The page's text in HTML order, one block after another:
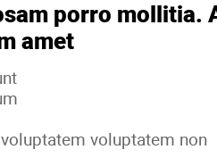
porro mollitia.
amet
voluptatem non